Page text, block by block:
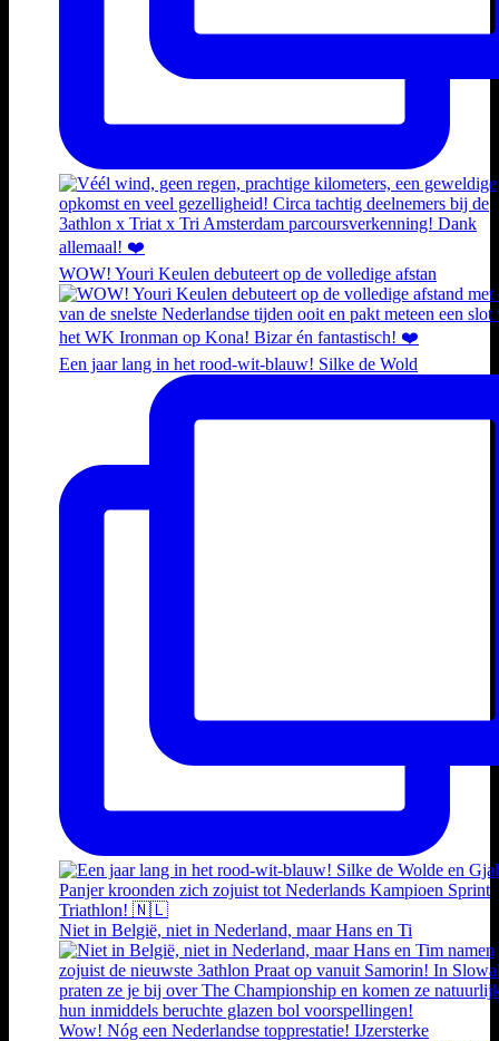
WOW! Youri Keulen debuteert op de volledige afstan
Een jaar lang in het rood-wit-blauw! Silke de Wold
Niet in België, niet in Nederland, maar Hans en Ti
Wow! Nóg een Nederlandse topprestatie! IJzersterke